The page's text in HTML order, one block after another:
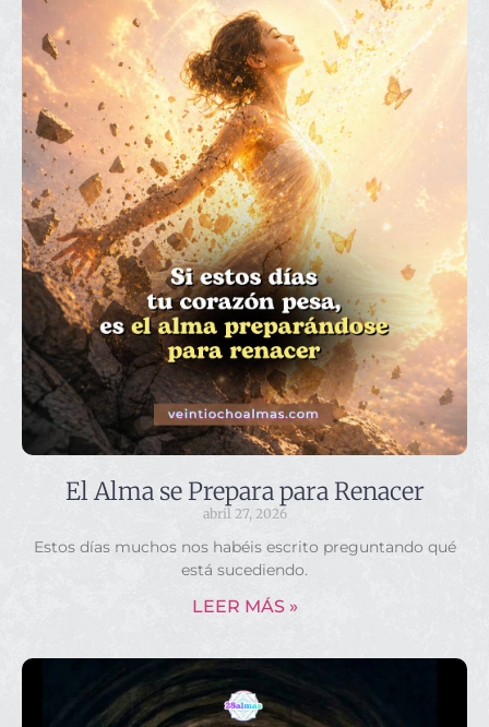
El Alma se Prepara para Renacer
abril 27, 2026
Estos días muchos nos habéis escrito preguntando qué
está sucediendo.
LEER MÁS »